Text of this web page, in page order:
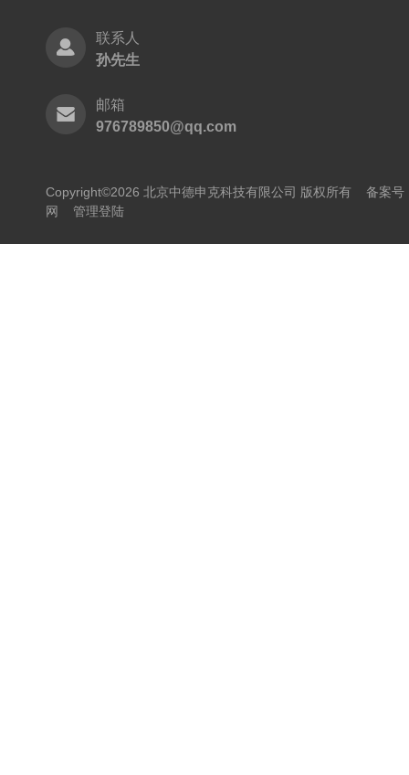
联系人
孙先生
邮箱
976789850@qq.com
Copyright©2026 北京中德申克科技有限公司 版权所有 备案号
网
管理登陆